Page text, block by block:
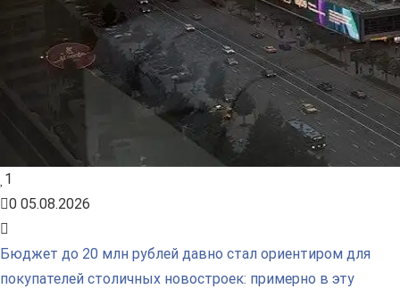
1
0 05.08.2026
Бюджет до 20 млн рублей давно стал ориентиром для
покупателей столичных новостроек: примерно в эту